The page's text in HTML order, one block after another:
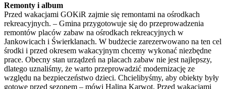
Remonty i album
Przed wakacjami GOKiR zajmie się remontami na ośrodkach
rekreacyjnych. – Gmina przygotowuje się do przeprowadzenia
remontów placów zabaw na ośrodkach rekreacyjnych w
Jankowicach i Świerklanach. W budżecie zarezerwowano na ten cel
środki i przed okresem wakacyjnym chcemy wykonać niezbędne
prace. Obecny stan urządzeń na placach zabaw nie jest najlepszy,
dlatego uznaliśmy, że warto przeprowadzić modernizację ze
względu na bezpieczeństwo dzieci. Chcielibyśmy, aby obiekty były
gotowe przed sezonem – mówi Halina Karwot. Przed wakacjami